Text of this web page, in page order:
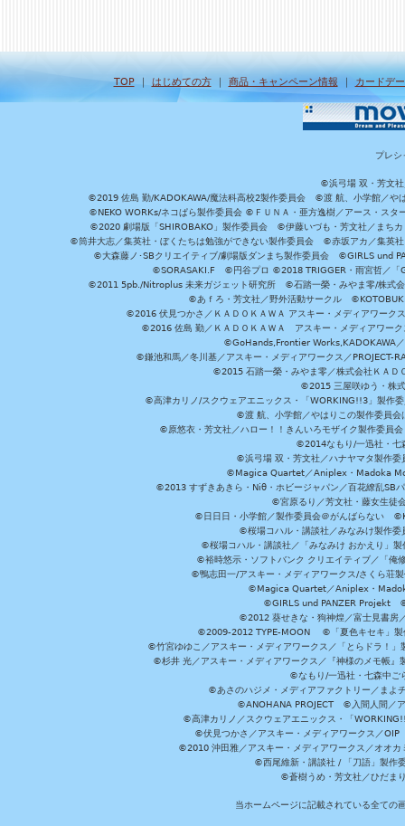
TOP｜ はじめての方｜ 商品・キャンペーン情報 ｜ カードデ
プレシ
©浜弓場 双・芳文社
©2019 佐島 勤/KADOKAWA/魔法科高校2製作委員会 ©渡 航、小学館／や
©NEKO WORKs/ネコぱら製作委員会 ©ＦＵＮＡ・亜方逸樹／アース・ス
©2020 劇場版「SHIROBAKO」製作委員会 ©伊藤いづも・芳文社／まち
©筒井大志／集英社・ぼくたちは勉強ができない製作委員会 ©赤坂アカ／集英
©大森藤ノ･SBクリエイティブ/劇場版ダンまち製作委員会 ©GIRLS und
©SORASAKI.F ©円谷プロ ©2018 TRIGGER・雨宮哲／
©2011 5pb./Nitroplus 未来ガジェット研究所 ©石踏一榮・みやま零/株式
©あｆろ・芳文社／野外活動サークル
©2016 伏見つかさ／ＫＡＤＯＫＡＷＡ アスキー・メディアワー
©2016 佐島 勤／ＫＡＤＯＫＡＷＡ アスキー・メディアワ
©GoHands,Frontier Works,KADOKAWA
©鎌池和馬／冬川基／アスキー・メディアワークス／
©2015 石踏一榮・みやま零／株式会社ＫＡＤ
©2015 三屋咲ゆう・株
©高津カリノ/スクウェアエニックス・「WORKING!!3」製作
©渡 航、小学館／やはりこの製作委員
©原悠衣・芳文社／ハロー！！きんいろモザイク製作委員
©2014なもり/一迅社・
©浜弓場 双・芳文社／ハナヤマタ製作
©Magica Quartet／Aniplex・Madoka
©2013 すずきあきら・Niθ・ホビージャパン／百花繚乱
©宮原るり／芳文社・藤女生徒
©日日日・小学館／製作委員会＠がんばらない
©桜場コハル・講談社／みなみけ製作
©桜場コハル・講談社／「みなみけ おかえり」
©裕時悠示・ソフトバンク クリエイティブ／「
©鴨志田一/アスキー・メディアワークス/さく
©Magica Quartet／Aniplex・
©GIRLS und PANZER Projekt ©
©2012 葵せきな・狗神煌／富士見書
©2009-2012 TYPE-MOON ©「夏色キセキ」製
©竹宮ゆゆこ／アスキー・メディアワークス／「とらドラ！
©杉井 光／アスキー・メディアワークス／『神様のメモ帳
©なもり/一迅社・七森中
©あさのハジメ・メディアファクトリー／ま
©ANOHANA PROJECT ©入間人間／ア
©高津カリノ／スクウェアエニックス・「
©伏見つかさ／アスキー・メディアワークス／
©2010 沖田雅／アスキー・メディアワークス／オオ
©西尾維新・講談社 / 「刀語」製作
©蒼樹うめ・芳文社／ひだま
当ホームページに記載されている全ての